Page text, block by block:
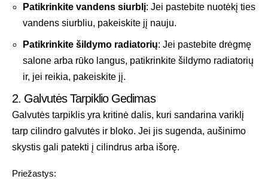
Patikrinkite vandens siurblį: Jei pastebite nuotėkį ties
vandens siurbliu, pakeiskite jį nauju.
Patikrinkite šildymo radiatorių: Jei pastebite drėgmę
salone arba rūko langus, patikrinkite šildymo radiatorių
ir, jei reikia, pakeiskite jį.
2. Galvutės Tarpiklio Gedimas
Galvutės tarpiklis yra kritinė dalis, kuri sandarina variklį
tarp cilindro galvutės ir bloko. Jei jis sugenda, aušinimo
skystis gali patekti į cilindrus arba išorę.
Priežastys: